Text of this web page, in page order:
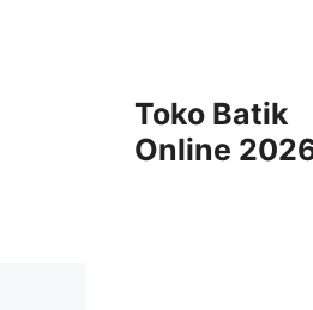
Toko Batik
Online